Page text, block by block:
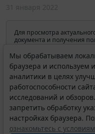
Для просмотра
документа и получения
изменениях и порядке
документа,
Интернет-версии системы
Мы обрабатываем
браузера и используем
аналитики в целях
работоспособности
исследований и
запретить обработку
настройках браузера.
ознакомьтесь с